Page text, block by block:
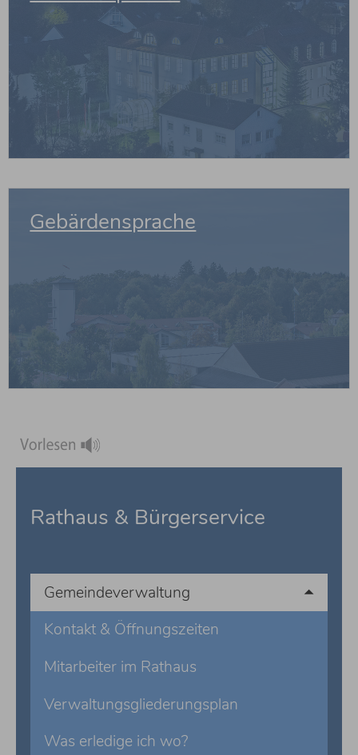
weiterlesen
Gebärdensprache
Rathaus & Bürgerservice
Gemeindeverwaltung
Kontakt & Öffnungszeiten
Mitarbeiter im Rathaus
Verwaltungsgliederungsplan
Was erledige ich wo?